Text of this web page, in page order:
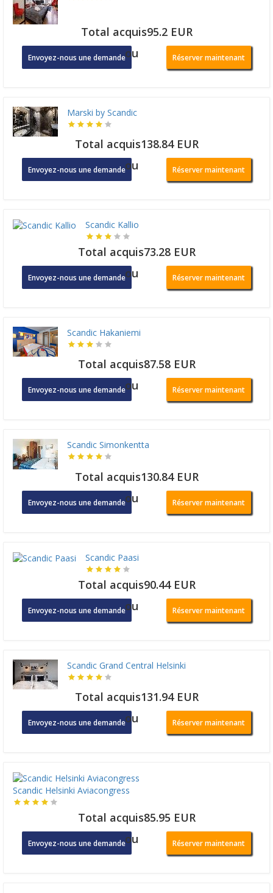
Total acquis95.2 EUR
Envoyez-nous une demandeou Réserver maintenant
Marski by Scandic
Total acquis138.84 EUR
Envoyez-nous une demandeou Réserver maintenant
Scandic Kallio
Total acquis73.28 EUR
Envoyez-nous une demandeou Réserver maintenant
Scandic Hakaniemi
Total acquis87.58 EUR
Envoyez-nous une demandeou Réserver maintenant
Scandic Simonkentta
Total acquis130.84 EUR
Envoyez-nous une demandeou Réserver maintenant
Scandic Paasi
Total acquis90.44 EUR
Envoyez-nous une demandeou Réserver maintenant
Scandic Grand Central Helsinki
Total acquis131.94 EUR
Envoyez-nous une demandeou Réserver maintenant
Scandic Helsinki Aviacongress
Total acquis85.95 EUR
Envoyez-nous une demandeou Réserver maintenant